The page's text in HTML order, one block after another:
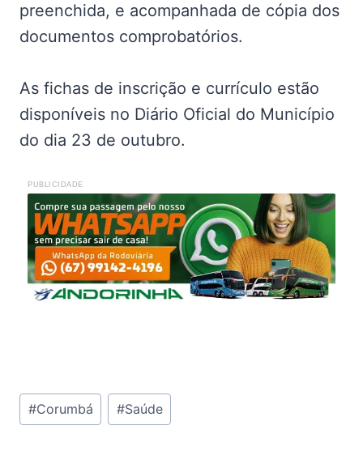
preenchida, e acompanhada de cópia dos
documentos comprobatórios.
As fichas de inscrição e currículo estão
disponíveis no Diário Oficial do Município
do dia 23 de outubro.
PUBLICIDADE
Tags
do
#Corumbá #Saúde